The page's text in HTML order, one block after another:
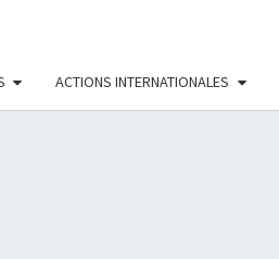
ACTIONS INTERNATIONALES